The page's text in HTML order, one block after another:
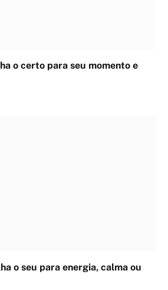
o certo para seu momento e
o seu para energia, calma ou